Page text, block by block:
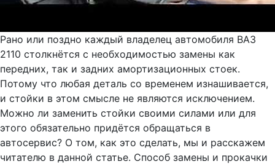
Рано или поздно каждый владелец автомобиля ВАЗ
2110 столкнётся с необходимостью замены как
передних, так и задних амортизационных стоек.
Потому что любая деталь со временем изнашивается,
и стойки в этом смысле не являются исключением.
Можно ли заменить стойки своими силами или для
этого обязательно придётся обращаться в
автосервис? О том, как это сделать, мы и расскажем
читателю в данной статье. Способ замены и прокачки